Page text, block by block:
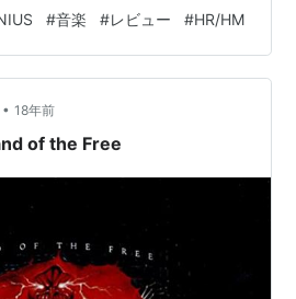
ァン必聴の楽曲たち 総評：「カイ
メタル名盤！ 参考音源 通販 基
ス日 1993年6月28日 ジャンル
メタ…
#音楽 #レビュー #HR/HM
• 18年前
of the Free